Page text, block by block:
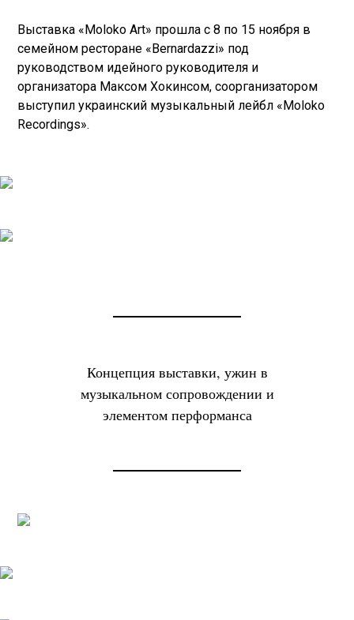
Выставка «Moloko Art» прошла с 8 по 15 ноября в
семейном ресторане «Bernardazzi» под
руководством идейного руководителя и
организатора Максом Хокинсом, соорганизатором
выступил украинский музыкальный лейбл «Moloko
Recordings».
Концепция выставки, ужин в
музыкальном сопровождении и
элементом перформанса